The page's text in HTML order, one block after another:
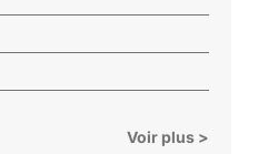
Voir plus >